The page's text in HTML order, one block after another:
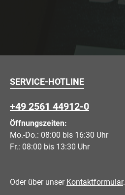
SERVICE-HOTLINE
+49 2561 44912-0
Öffnungszeiten:
Mo.-Do.: 08:00 bis 16:30 Uhr
Fr.: 08:00 bis 13:30 Uhr
Oder über unser Kontaktformular.